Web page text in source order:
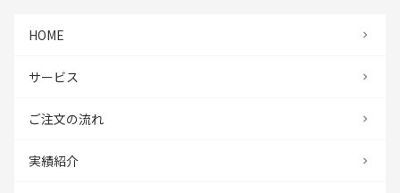
HOME
サービス
ご注文の流れ
実績紹介